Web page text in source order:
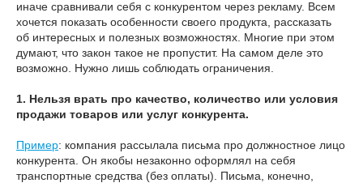
иначе сравнивали себя с конкурентом через рекламу. Всем
хочется показать особенности своего продукта, рассказать
об интересных и полезных возможностях. Многие при этом
думают, что закон такое не пропустит. На самом деле это
возможно. Нужно лишь соблюдать ограничения.
1. Нельзя врать про качество, количество или условия
продажи товаров или услуг конкурента.
Пример: компания рассылала письма про должностное лицо
конкурента. Он якобы незаконно оформлял на себя
транспортные средства (без оплаты). Письма, конечно,